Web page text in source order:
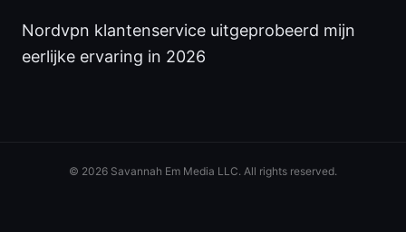
Nordvpn klantenservice uitgeprobeerd mijn
eerlijke ervaring in 2026
© 2026 Savannah Em Media LLC. All rights reserved.